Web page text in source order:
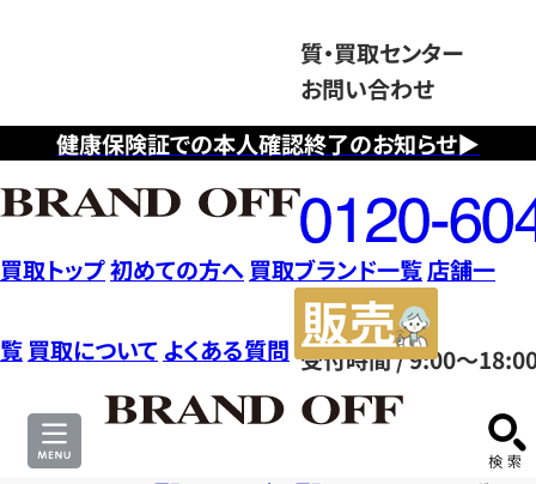
健康保険証での本人確認終了のお知らせ▶
質・買取センター
お問い合わせ
フ
リ
ー
ダ
イ
ヤ
ル
0120604117
受付時間 / 9:00～
買取トップ初めての方へ 買取ブランド一覧店舗一
覧 買取について よくある質問
サ